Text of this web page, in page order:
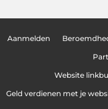
Aanmelden
Website
Geld verdienen met je